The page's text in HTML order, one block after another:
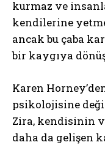
kurmaz ve
kendilerine
ancak bu çaba
bir kaygıya
Karen
psikolojisine
Zira, kendisinin
daha da gelişen